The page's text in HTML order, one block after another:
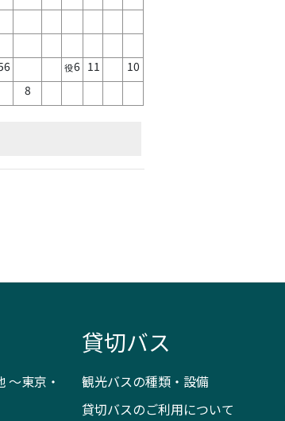
役6 11 10
8
～東京・
貸切バス
観光バスの種類・設備
貸切バスのご利用について